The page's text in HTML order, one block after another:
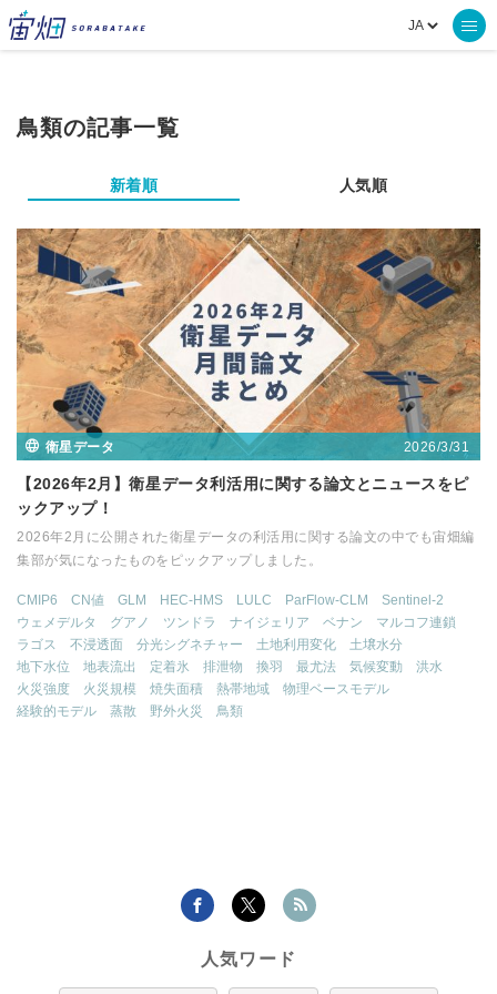
鳥類の記事一覧
新着順 人気順
衛星データ 2026/3/31
【2026年2月】衛星データ利活用に関する論文とニュースをピ
ックアップ！
2026年2月に公開された衛星データの利活用に関する論文の中でも宙畑編
集部が気になったものをピックアップしました。
CMIP6 CN値 GLM HEC-HMS LULC ParFlow-CLM
Sentinel-2
ウェメデルタ
グアノ ツンドラ ナイジェリア ベナン
マルコフ連鎖
ラゴス
不浸透面 分光シグネチャー 土地利用変化
土壌水分
地下水位
地表流出 定着氷 排泄物 換羽 最尤法 気候変動
洪水
火災強度
火災規模 焼失面積 熱帯地域
物理ベースモデル
経験的モデル
蒸散 野外火災 鳥類
人気ワード